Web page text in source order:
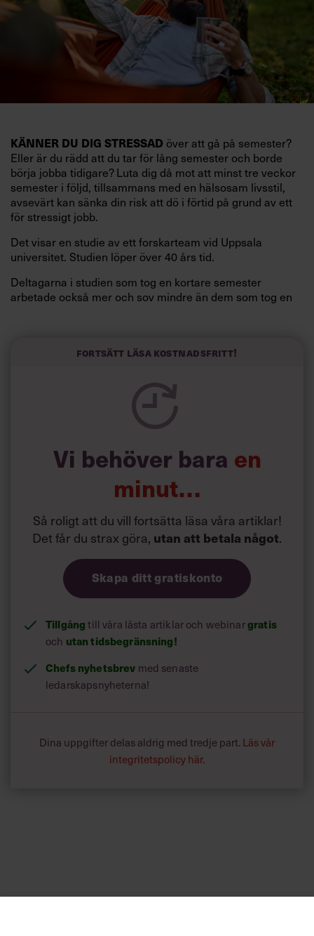
KÄNNER DU DIG STRESSAD över att gå på semester?
Eller är du rädd att du tar för lång semester och borde
börja jobba tidigare? Luta dig då mot att minst tre veckor
semester i följd, tillsammans med en hälsosam livsstil,
avsevärt kan sänka din risk att dö i förtid på grund av ett
för stressigt jobb.
Det visar en studie av ett forskarteam vid Uppsala
universitet. Studien löper över 40 års tid.
Deltagarna i studien som tog en kortare semester
arbetade också mer och sov mindre än dem som tog en
Forskarna tror sig dessutom kunna uttyda att en längre
försök att förändra livsstilsvanor.
Fortsätt läsa kostnadsfritt!
Vi behöver bara en
minut…
Så roligt att du vill fortsätta läsa våra artiklar!
Det får du strax göra, utan att betala något.
Skapa ditt gratiskonto
Tillgång till våra låsta artiklar och webinargratis
och utan tidsbegränsning!
Chefs nyhetsbrev med senaste
ledarskapsnyheterna!
Dina uppgifter delas aldrig med tredje part. Läs vår
integritetspolicy här.